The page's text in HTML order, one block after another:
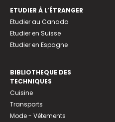
ETUDIER À L’ÉTRANGER
Etudier au Canada
Etudier en Suisse
Etudier en Espagne
BIBLIOTHEQUE DES
TECHNIQUES
Cuisine
Transports
Mode - Vêtements